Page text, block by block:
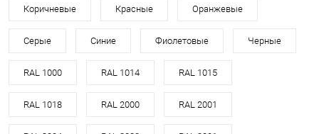
Коричневые Красные Оранжевые
Серые Синие Фиолетовые Черные
RAL 1000 RAL 1014 RAL 1015
RAL 1018 RAL 2000 RAL 2001